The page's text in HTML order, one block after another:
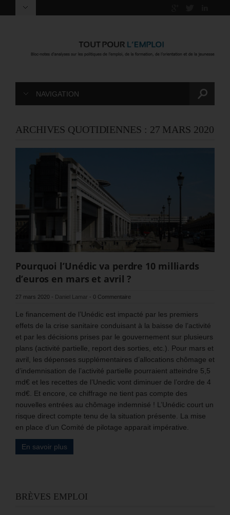
NAVIGATION
ARCHIVES QUOTIDIENNES : 27 MARS 2020
Pourquoi l’Unédic va perdre 10 milliards
d’euros en mars et avril ?
27 mars 2020 - Daniel Lamar - 0 Commentaire
Le financement de l’Unédic est impacté par les premiers
effets de la crise sanitaire conduisant à la baisse de l’activité
et par les décisions prises par le gouvernement sur plusieurs
plans (activité partielle, report des sorties, etc.). Pour mars et
avril, les dépenses supplémentaires d’allocations chômage et
d’indemnisation de l’activité partielle pourraient atteindre 5,5
md€ et les recettes de l’Unedic vont diminuer de l’ordre de 4
md€. Et encore, ce chiffrage ne tient pas compte des
nouvelles entrées au chômage indemnisé ! L’Unédic court un
risque direct compte tenu de la situation présente. La mise
en place d’un Comité de pilotage apparait impérative.
En savoir plus
BRÈVES EMPLOI